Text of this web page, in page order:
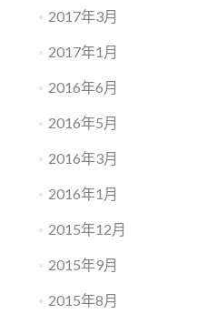
2017年3月
2017年1月
2016年6月
2016年5月
2016年3月
2016年1月
2015年12月
2015年9月
2015年8月